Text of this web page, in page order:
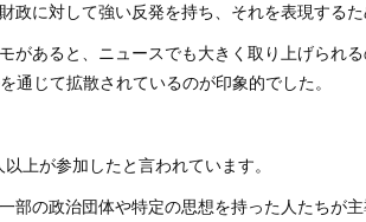
政に対して強い反発を持ち、それを表現するた
があると、ニュースでも大きく取り上げられ
通じて拡散されているのが印象的でした。
上が参加したと言われています。
部の政治団体や特定の思想を持った人たちが